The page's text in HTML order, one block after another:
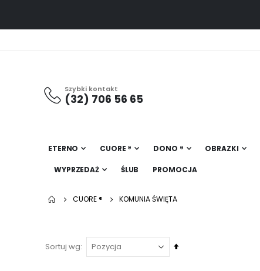
Szybki kontakt
(32) 706 56 65
ETERNO CUORE ® DONO ® OBRAZKI
WYPRZEDAŻ ŚLUB PROMOCJA
CUORE ® KOMUNIA ŚWIĘTA
Sortuj wg
Ustaw